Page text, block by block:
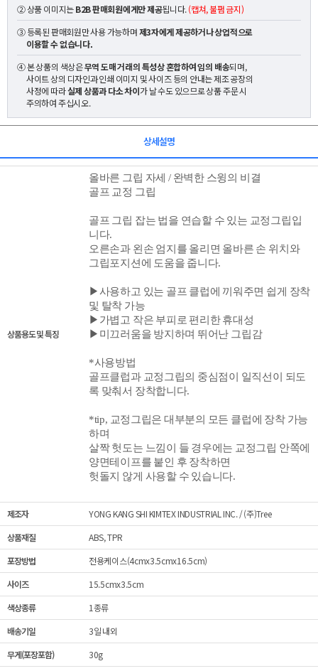
② 상품 이미지는B2B 판매회원에게만 제공됩니다.(캡쳐, 불펌 금지)
③ 등록된 판매회원만 사용 가능하며제3자에게 제공하거나 상업적으로
이용할 수 없습니다.
④ 본 상품의 색상은무역 도매 거래의 특성상 혼합하여 임의 배송되며,
사이트 상의 디자인과 인쇄 이미지 및 사이즈 등의 안내는 제조 공장의
사정에 따라실제 상품과 다소 차이가 날 수도 있으므로 상품 주문 시
주의하여 주십시오.
상세설명
상품용도 및 특징
올바른 그립 자세 / 완벽한 스윙의 비결
골프 교정 그립
골프 그립 잡는 법을 연습할 수 있는 교정그립입
니다.
오른손과 왼손 엄지를 올리면 올바른 손 위치와
그립포지션에 도움을 줍니다.
▶사용하고 있는 골프 클럽에 끼워주면 쉽게 장착
및 탈착 가능
▶ 가볍고 작은 부피로 편리한 휴대성
▶ 미끄러움을 방지하며 뛰어난 그립감
*사용방법
골프클럽과 교정그립의 중심점이 일직선이 되도
록 맞춰서 장착합니다.
*tip, 교정그립은 대부분의 모든 클럽에 장착 가능
하며
살짝 헛도는 느낌이 들 경우에는 교정그립 안쪽에
양면테이프를 붙인 후 장착하면
헛돌지 않게 사용할 수 있습니다.
제조자
YONG KANG SHI KIMTEX INDUSTRIAL INC. / (주)Tree
상품재질
ABS, TPR
포장방법
전용케이스(4cmx3.5cmx16.5cm)
사이즈
15.5cmx3.5cm
색상종류
1종류
배송기일
3일 내외
무게(포장포함)
30g